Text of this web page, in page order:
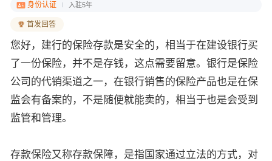
身份认证 入驻5年
首发回答
您好，建行的保险存款是安全的，相当于在建设银行买
了一份保险，并不是存钱，这点需要留意。银行是保险
公司的代销渠道之一，在银行销售的保险产品也是在保
监会有备案的，不是随便就能卖的，相当于也是会受到
监管和管理。
存款保险又称存款保障，是指国家通过立法的方式，对